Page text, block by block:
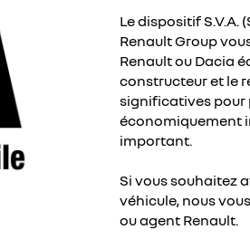
Le dispositif
Renault Group
Renault ou Dacia
constructeur et le
significatives pour
économiquement
important.
Si vous souhaitez
véhicule, nous
ou agent Renault.